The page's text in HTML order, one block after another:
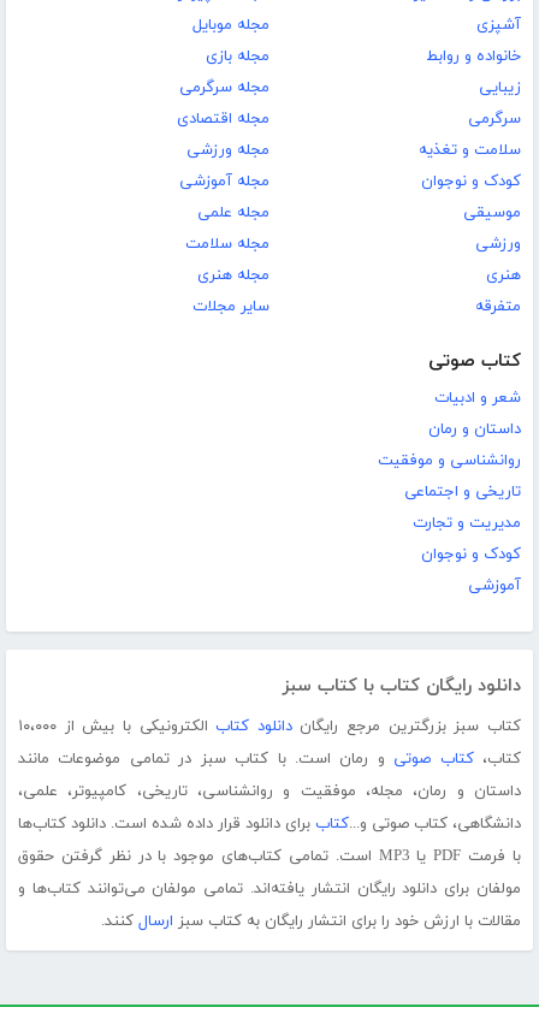
آشپزی
خانواده و روابط
زیبایی
سرگرمی
سلامت و تغذیه
کودک و نوجوان
موسیقی
ورزشی
هنری
متفرقه
مجله موبایل
مجله بازی
مجله سرگرمی
مجله اقتصادی
مجله ورزشی
مجله آموزشی
مجله علمی
مجله سلامت
مجله هنری
سایر مجلات
کتاب صوتی
شعر و ادبیات
داستان و رمان
روانشناسی و موفقیت
تاریخی و اجتماعی
مدیریت و تجارت
کودک و نوجوان
آموزشی
دانلود رایگان کتاب با کتاب سبز
کتاب سبز بزرگترین مرجع رایگاندانلود کتاب
الکترونیکی با بیش از ۱۰،۰۰۰
کتاب،کتاب صوتی و رمان است. با کتاب سبز در تمامی موضوعات مانند
داستان و رمان، مجله، موفقیت و روانشناسی، تاریخی، کامپیوتر، علمی،
دانشگاهی، کتاب صوتی و...کتاب برای دانلود قرار داده شده است. دانلود کتاب‌ها
با فرمت PDF یا MP3 است. تمامی کتاب‌های موجود با در نظر گرفتن حقوق
مولفان برای دانلود رایگان انتشار یافته‌اند. تمامی مولفان می‌توانند کتاب‌ها و
مقالات با ارزش خود را برای انتشار رایگان به کتاب سبز ارسال کنند.